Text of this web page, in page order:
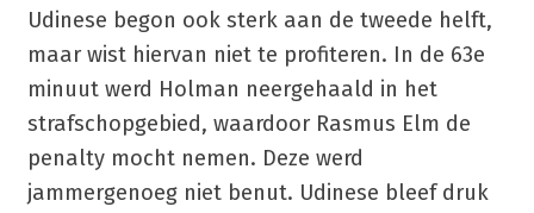
Udinese begon ook sterk aan de tweede helft,
maar wist hiervan niet te profiteren. In de 63e
minuut werd Holman neergehaald in het
strafschopgebied, waardoor Rasmus Elm de
penalty mocht nemen. Deze werd
jammergenoeg niet benut. Udinese bleef druk